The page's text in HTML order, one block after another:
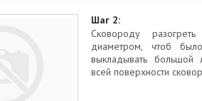
Шаг 2:
Сковороду
диаметром, чтоб
выкладывать большой
всей поверхности